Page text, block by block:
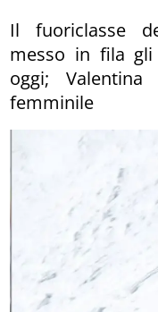
Il fuoriclasse
messo in fila
oggi;
femminile